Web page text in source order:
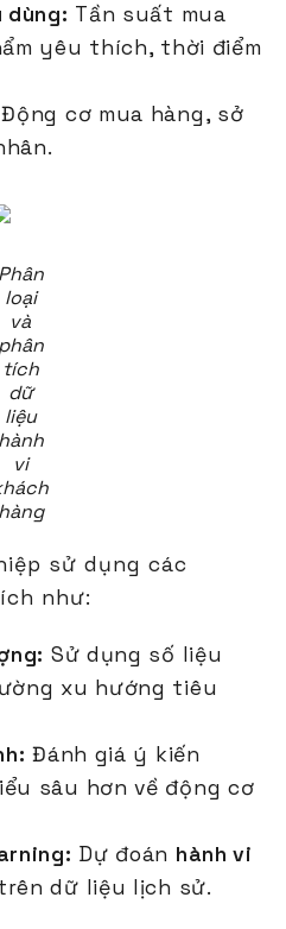
dùng: Tần suất mua
yêu thích, thời điểm
Động cơ mua hàng, sở
Phân
loại
và
phân
tích
dữ
liệu
hành
vi
hàng
sử dụng các
như:
Sử dụng số liệu
xu hướng tiêu
Đánh giá ý kiến
sâu hơn về động cơ
Dự đoán hành vi
dữ liệu lịch sử.